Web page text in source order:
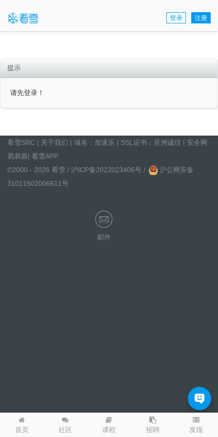
登录 注册
首页 社区 课程 招聘 发现
提示
请先登录！
看雪SRC | 关于我们 | 域名： 加速乐 | SSL证书： 亚洲诚信 | 安全网
易易盾| 看雪APP
©2000 - 2026 看雪 / 沪ICP备2022023406号 /
沪公网安备
31011502006611号
邮件